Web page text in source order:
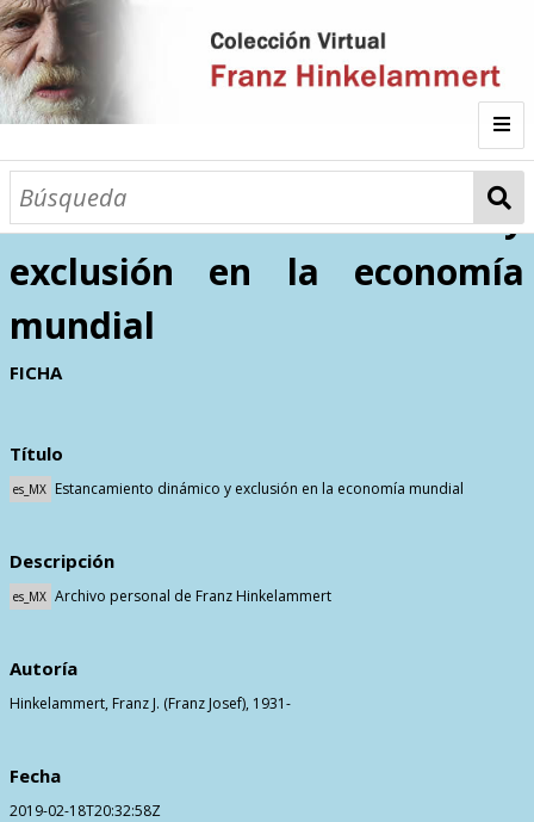
Inicio
Autor
Galería
Categorías
Todos los documentos
Materias
Sitios de Interés
Estancamiento dinámico y
exclusión en la economía
mundial
FICHA
Título
es_MX Estancamiento dinámico y exclusión en la economía mundial
Descripción
es_MX Archivo personal de Franz Hinkelammert
Autoría
Hinkelammert, Franz J. (Franz Josef), 1931-
Fecha
2019-02-18T20:32:58Z